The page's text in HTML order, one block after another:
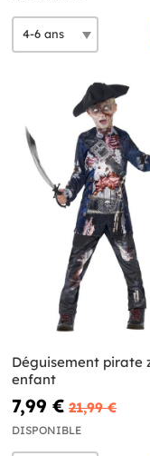
Déguisement pirate
enfant
7,99 € 21,99 €
DISPONIBLE